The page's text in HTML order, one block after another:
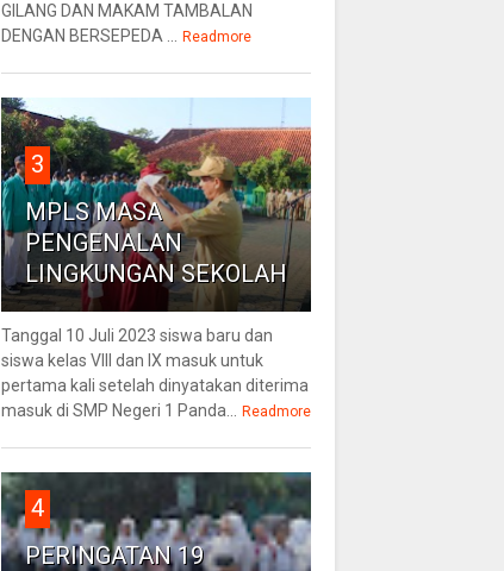
GILANG DAN MAKAM TAMBALAN
DENGAN BERSEPEDA ...
Readmore
3
MPLS MASA
PENGENALAN
LINGKUNGAN SEKOLAH
Tanggal 10 Juli 2023 siswa baru dan
siswa kelas VIII dan IX masuk untuk
pertama kali setelah dinyatakan diterima
masuk di SMP Negeri 1 Panda...
Readmore
4
PERINGATAN 19